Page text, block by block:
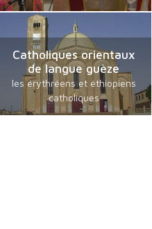
Catholiques orientaux
de langue guèze
les érythréens et éthiopiens
catholiques